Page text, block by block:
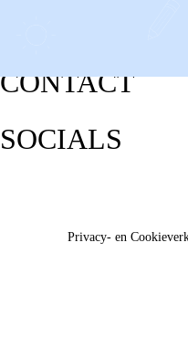
CONTACT
SOCIALS
Privacy- en